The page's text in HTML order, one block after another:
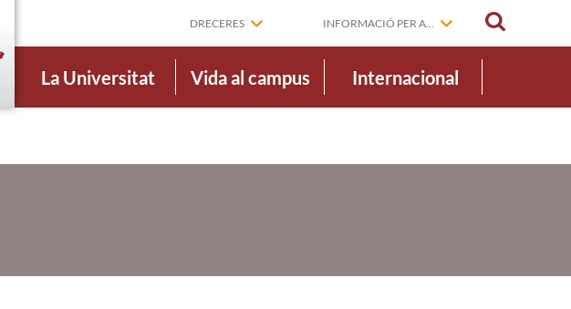
DRECERES INFORMACIÓ PER A...
La Universitat Vida al campus Internacional